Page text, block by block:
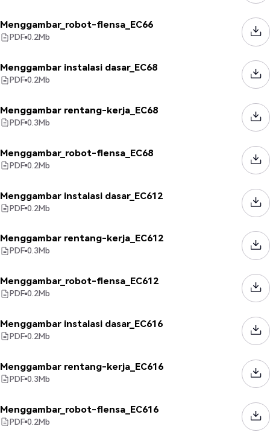
Menggambar_robot-flensa_EC66
PDF 0.2Mb
Menggambar instalasi dasar_EC68
PDF 0.2Mb
Menggambar rentang-kerja_EC68
PDF 0.3Mb
Menggambar_robot-flensa_EC68
PDF 0.2Mb
Menggambar instalasi dasar_EC612
PDF 0.2Mb
Menggambar rentang-kerja_EC612
PDF 0.3Mb
Menggambar_robot-flensa_EC612
PDF 0.2Mb
Menggambar instalasi dasar_EC616
PDF 0.2Mb
Menggambar rentang-kerja_EC616
PDF 0.3Mb
Menggambar_robot-flensa_EC616
PDF 0.2Mb